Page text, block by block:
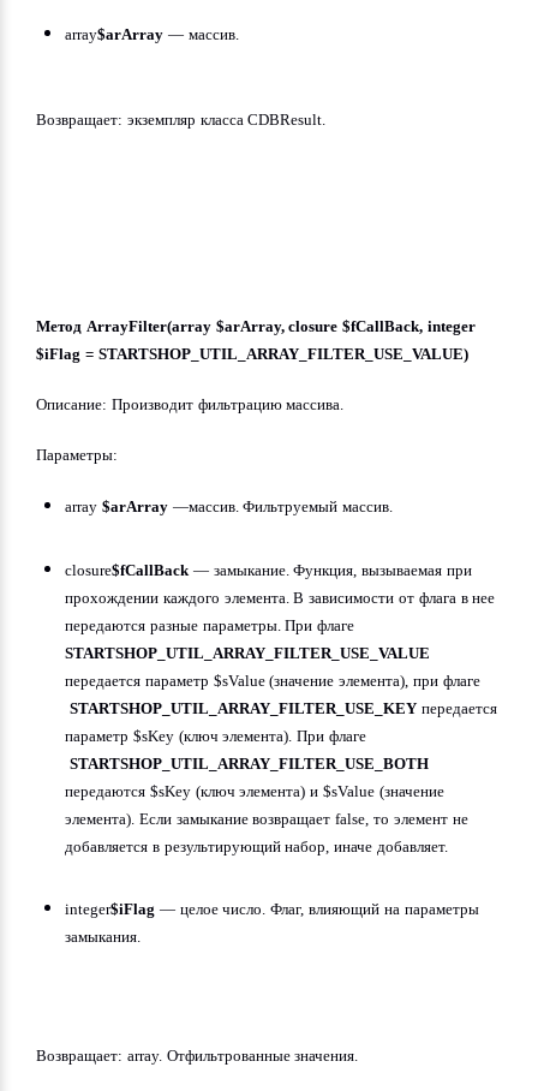
array$arArray — массив.
Возвращает: экземпляр класса CDBResult.
Метод ArrayFilter(array $arArray, closure $fCallBack, integer
$iFlag = STARTSHOP_UTIL_ARRAY_FILTER_USE_VALUE)
Описание: Производит фильтрацию массива.
Параметры:
array $arArray —массив. Фильтруемый массив.
closure$fCallBack — замыкание. Функция, вызываемая при
прохождении каждого элемента. В зависимости от флага в нее
STARTSHOP_UTIL_ARRAY_FILTER_USE_VALUE
передается параметр $sValue (значение элемента), при флаге
STARTSHOP_UTIL_ARRAY_FILTER_USE_KEY передается
параметр $sKey (ключ элемента). При флаге
STARTSHOP_UTIL_ARRAY_FILTER_USE_BOTH
передаются $sKey (ключ элемента) и $sValue (значение
элемента). Если замыкание возвращает false, то элемент не
добавляется в результирующий набор, иначе добавляет.
integer$iFlag — целое число. Флаг, влияющий на параметры
замыкания.
Возвращает: array. Отфильтрованные значения.